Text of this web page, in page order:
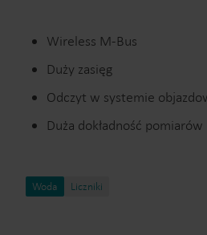
Wireless M-Bus
Duży zasięg
Odczyt w systemie
Duża dokładność pomiarów
Woda Liczniki